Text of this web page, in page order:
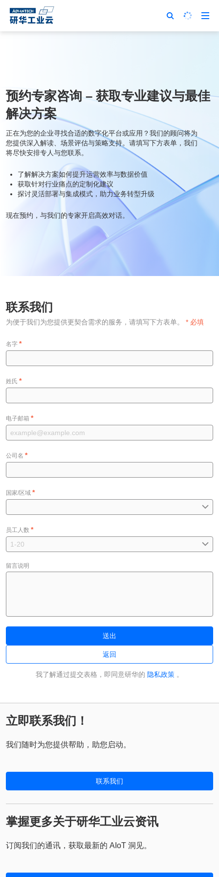
预约专家咨询 – 获取专业建议与最佳
解决方案
正在为您的企业寻找合适的数字化平台或应用？我们的顾问将为
您提供深入解读、场景评估与策略支持。请填写下方表单，我们
将尽快安排专人与您联系。
了解解决方案如何提升运营效率与数据价值
获取针对行业痛点的定制化建议
探讨灵活部署与集成模式，助力业务转型升级
现在预约，与我们的专家开启高效对话。
联系我们
为便于我们为您提供更契合需求的服务，请填写下方表单。 * 必填
名字 *
姓氏 *
电子邮箱 *
公司名 *
国家/区域 *
员工人数 *
留言说明
送出
返回
我了解通过提交表格，即同意研华的 隐私政策 。
立即联系我们！
我们随时为您提供帮助，助您启动。
联系我们
掌握更多关于研华工业云资讯
订阅我们的通讯，获取最新的 AIoT 洞见。